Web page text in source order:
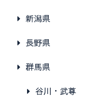
新潟県
長野県
群馬県
谷川・武尊